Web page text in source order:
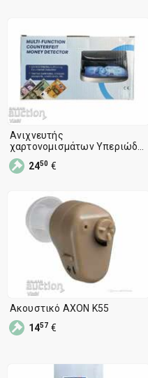
Ανιχνευτής
χαρτονομισμάτων Υπεριώδης
με μαγνητικό αισθητήρα και
ενσωματωμένο
2450 €
Ακουστικό AXON K55
1457 €